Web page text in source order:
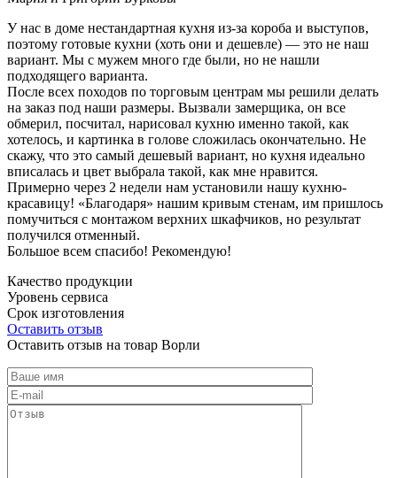
У нас в доме нестандартная кухня из-за короба и выступов,
поэтому готовые кухни (хоть они и дешевле) — это не наш
вариант. Мы с мужем много где были, но не нашли
подходящего варианта.
После всех походов по торговым центрам мы решили делать
на заказ под наши размеры. Вызвали замерщика, он все
обмерил, посчитал, нарисовал кухню именно такой, как
хотелось, и картинка в голове сложилась окончательно. Не
скажу, что это самый дешевый вариант, но кухня идеально
вписалась и цвет выбрала такой, как мне нравится.
Примерно через 2 недели нам установили нашу кухню-
красавицу! «Благодаря» нашим кривым стенам, им пришлось
помучиться с монтажом верхних шкафчиков, но результат
получился отменный.
Большое всем спасибо! Рекомендую!
Качество продукции
Уровень сервиса
Срок изготовления
Оставить отзыв
Оставить отзыв на товар Ворли